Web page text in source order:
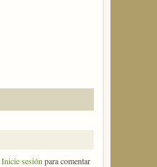
Inicie sesión para comentar